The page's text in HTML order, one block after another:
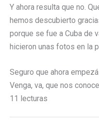
Y ahora resulta que no.
hemos descubierto
porque se fue a Cuba de
hicieron unas fotos en la
Seguro que ahora
Venga, va, que nos
11 lecturas